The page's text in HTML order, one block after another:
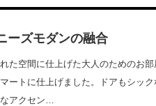
部屋
を演出しました。イエローの反対側にはブ
ゼブラ柄のアクセントを入れました。洋室
ダ…
ーズモダンの融合
た空間に仕上げた大人のためのお
ートに仕上げました。ドアもシッ
なアクセン…